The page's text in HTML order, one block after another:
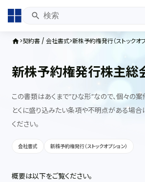
home 契約書 / 会社書式 新株予約権発行（ストックオプ
新株予約権発行株主総
この書類はあくまで”ひな形”なので、個々の案
とくに盛り込みたい条項や不明点がある場合
ください。
会社書式 新株予約権発行（ストックオプション）
概要は以下をご覧ください。